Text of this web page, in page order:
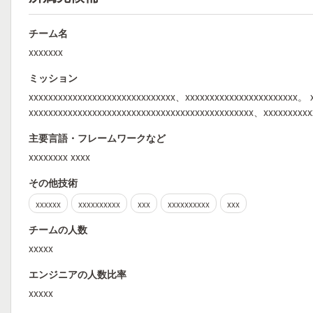
チーム名
xxxxxxx
ミッション
xxxxxxxxxxxxxxxxxxxxxxxxxxxxxx、xxxxxxxxxxxxxxxxxxxxxxx
xxxxxxxxxxxxxxxxxxxxxxxxxxxxxxxxxxxxxxxxxxxxxx、
主要言語・フレームワークなど
xxxxxxxx xxxx
その他技術
xxxxxx xxxxxxxxxx xxx xxxxxxxxxx xxx
チームの人数
xxxxx
エンジニアの人数比率
xxxxx